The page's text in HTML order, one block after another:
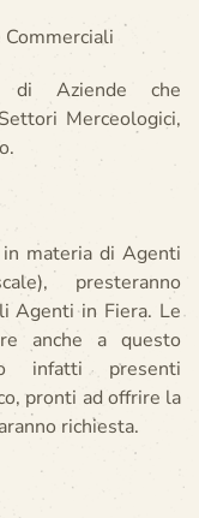
di Aziende che
Merceologici,
materia di Agenti
presteranno
Agenti in Fiera. Le
anche a questo
infatti presenti
pronti ad offrire la
richiesta.